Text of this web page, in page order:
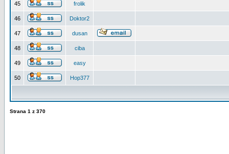
45 frolik
46 Doktor2
47 dusan
48 ciba
49 easy
50 Hop377
Strana 1 z 370